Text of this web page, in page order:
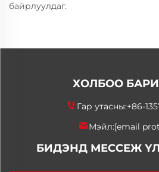
байрлуулдаг.
ХОЛБОО
Гар утасны:+86-
Мэйл:[email
БИДЭНД МЕССЕЖ